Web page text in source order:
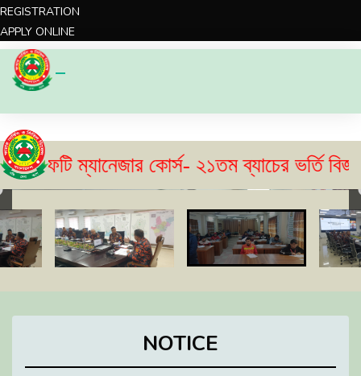
REGISTRATION
APPLY ONLINE
কোর্স- ২১তম ব্যাচের ভর্তি বিজ্ঞপ্তি
NOTICE